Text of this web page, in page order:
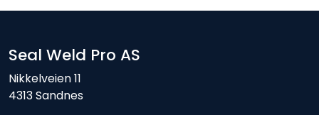
Seal Weld Pro AS
Nikkelveien 11
4313 Sandnes